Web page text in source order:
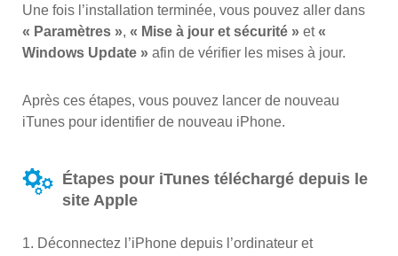
Une fois l’installation terminée, vous pouvez aller dans
« Paramètres », « Mise à jour et sécurité » et«
Windows Update » afin de vérifier les mises à jour.
Après ces étapes, vous pouvez lancer de nouveau
iTunes pour identifier de nouveau iPhone.
Étapes pour iTunes téléchargé depuis le
site Apple
1. Déconnectez l’iPhone depuis l’ordinateur et